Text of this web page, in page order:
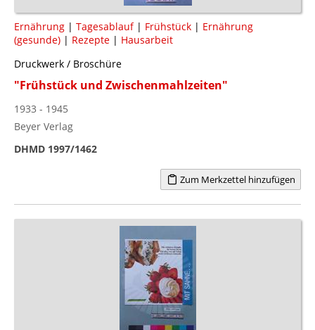
Ernährung | Tagesablauf| Frühstück | Ernährung
(gesunde) | Rezepte | Hausarbeit
Druckwerk / Broschüre
"Frühstück und Zwischenmahlzeiten"
1933 - 1945
Beyer Verlag
DHMD 1997/1462
Zum Merkzettel hinzufügen